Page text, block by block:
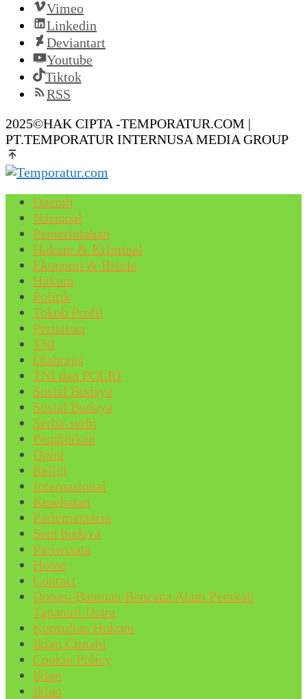
Vimeo
Linkedin
Deviantart
Youtube
Tiktok
RSS
2025©HAK CIPTA -TEMPORATUR.COM |
PT.TEMPORATUR INTERNUSA MEDIA GROUP
Daerah
Nasional
Pemerintahan
Hukum & Kriminal
Ekonomi & Bisnis
Hukum
Politik
Tokoh Profil
Peristiwa
TNI
Olahraga
TNI dan POLRI
Sosial Budaya
Sosial Budaya
Serba-serbi
Pendidikan
Opini
Religi
Internasional
Kesehatan
Parlementaria
Seni budaya
Pariwisata
Home
Contact
Donasi Bantuan Bencana Alam Pemkab
Tapanuli Utara
Konsultan Hukum
Iklan Cimahi
Cookie Policy
Iklan
Iklan